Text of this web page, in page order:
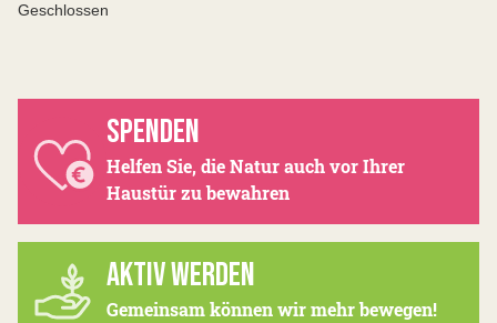
Geschlossen
SPENDEN
Helfen Sie, die Natur auch vor Ihrer
Haustür zu bewahren
AKTIV WERDEN
Gemeinsam können wir mehr bewegen!